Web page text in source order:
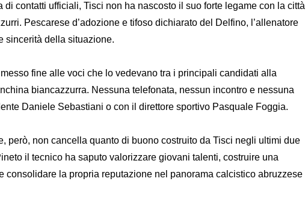
di contatti ufficiali, Tisci non ha nascosto il suo forte legame con la città
Pescarese d’adozione e tifoso dichiarato del Delfino, l’allenatore
sincerità della situazione.
fine alle voci che lo vedevano tra i principali candidati alla
biancazzurra. Nessuna telefonata, nessun incontro e nessuna
Daniele Sebastiani o con il direttore sportivo Pasquale Foggia.
però, non cancella quanto di buono costruito da Tisci negli ultimi due
il tecnico ha saputo valorizzare giovani talenti, costruire una
consolidare la propria reputazione nel panorama calcistico abruzzese